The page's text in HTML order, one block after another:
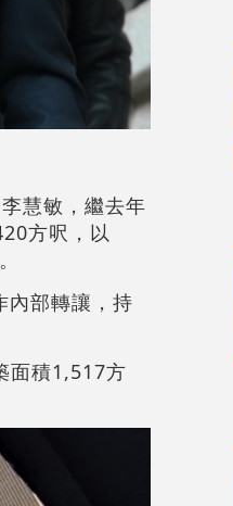
慧敏，繼去年
方呎，以
內部轉讓，持
面積1,517方